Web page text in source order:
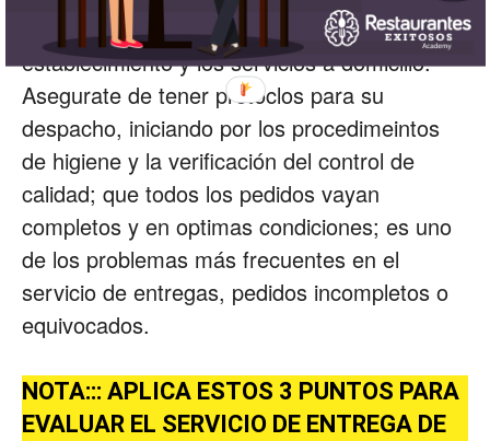
Tanto en pedidos de entrega en el
establecimiento y los servicios a domicilio.
Asegurate de tener protoclos para su
despacho, iniciando por los procedimeintos
de higiene y la verificación del control de
calidad; que todos los pedidos vayan
completos y en optimas condiciones; es uno
de los problemas más frecuentes en el
servicio de entregas, pedidos incompletos o
equivocados.
NOTA::: APLICA ESTOS 3 PUNTOS PARA
EVALUAR EL SERVICIO DE ENTREGA DE